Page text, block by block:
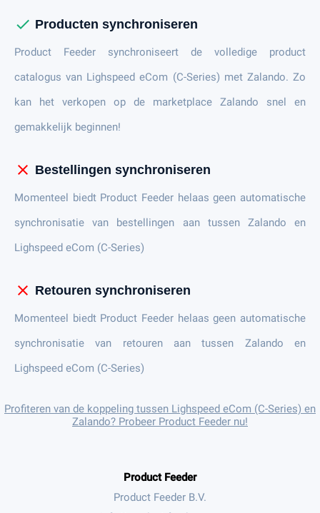
check Producten synchroniseren
Product Feeder synchroniseert de volledige product
catalogus van Lighspeed eCom (C-Series) met Zalando. Zo
kan het verkopen op de marketplace Zalando snel en
gemakkelijk beginnen!
close Bestellingen synchroniseren
Momenteel biedt Product Feeder helaas geen automatische
synchronisatie van bestellingen aan tussen Zalando en
Lighspeed eCom (C-Series)
close Retouren synchroniseren
Momenteel biedt Product Feeder helaas geen automatische
synchronisatie van retouren aan tussen Zalando en
Lighspeed eCom (C-Series)
Profiteren van de koppeling tussen Lighspeed eCom (C-Series) en
Zalando? Probeer Product Feeder nu!
Product Feeder
Product Feeder B.V.